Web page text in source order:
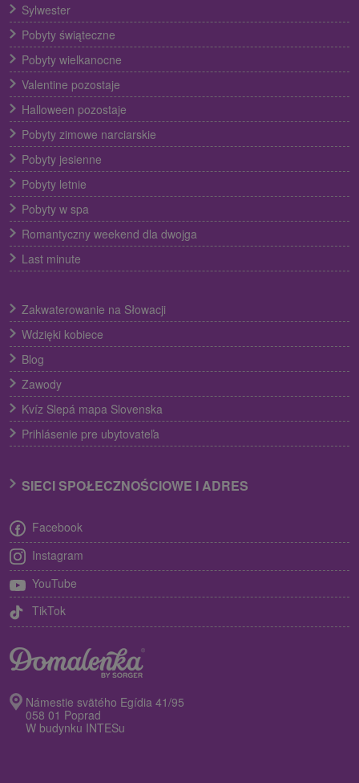
Sylwester
Pobyty świąteczne
Pobyty wielkanocne
Valentine pozostaje
Halloween pozostaje
Pobyty zimowe narciarskie
Pobyty jesienne
Pobyty letnie
Pobyty w spa
Romantyczny weekend dla dwojga
Last minute
Zakwaterowanie na Słowacji
Wdzięki kobiece
Blog
Zawody
Kvíz Slepá mapa Slovenska
Prihlásenie pre ubytovateľa
SIECI SPOŁECZNOŚCIOWE I ADRES
Facebook
Instagram
YouTube
TikTok
Námestie svätého Egídia 41/95
058 01 Poprad
W budynku INTESu